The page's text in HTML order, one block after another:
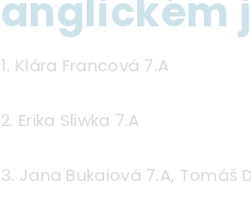
anglickém
1. Klára Francová 7.A
2. Erika Sliwka 7.A
3. Jana Bukaiová 7.A, Tomáš